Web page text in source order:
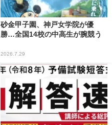
砂金甲子園、神戸女学院が優
勝…全国14校の中高生が腕競う
2026.7.29